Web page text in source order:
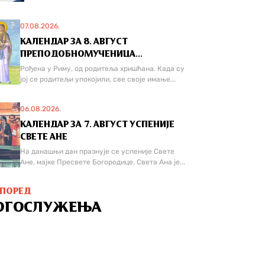
07.08.2026.
КАЛЕНДАР ЗА 8. АВГУСТ
ПРЕПОДОБНОМУЧЕНИЦА...
Рођена у Риму, од родитеља хришћана. Када су
јој се родитељи упокојили, све своје имање...
06.08.2026.
КАЛЕНДАР ЗА 7. АВГУСТ УСПЕНИЈЕ
СВЕТЕ АНЕ
На данашњи дан празнује се успеније Свете
Ане, мајке Пресвете Богородице. Света Ана је...